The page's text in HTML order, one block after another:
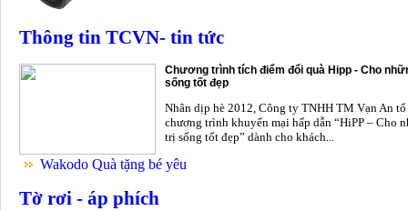
Thông tin TCVN- tin tức
Chương trình tích điểm đổi quà Hipp - Cho
sống tốt đẹp
Nhân dịp hè 2012, Công ty TNHH TM Vạn An
chương trình khuyến mại hấp dẫn “HiPP – Cho
trị sống tốt đẹp” dành cho khách...
Wakodo Quà tặng bé yêu
Tờ rơi - áp phích